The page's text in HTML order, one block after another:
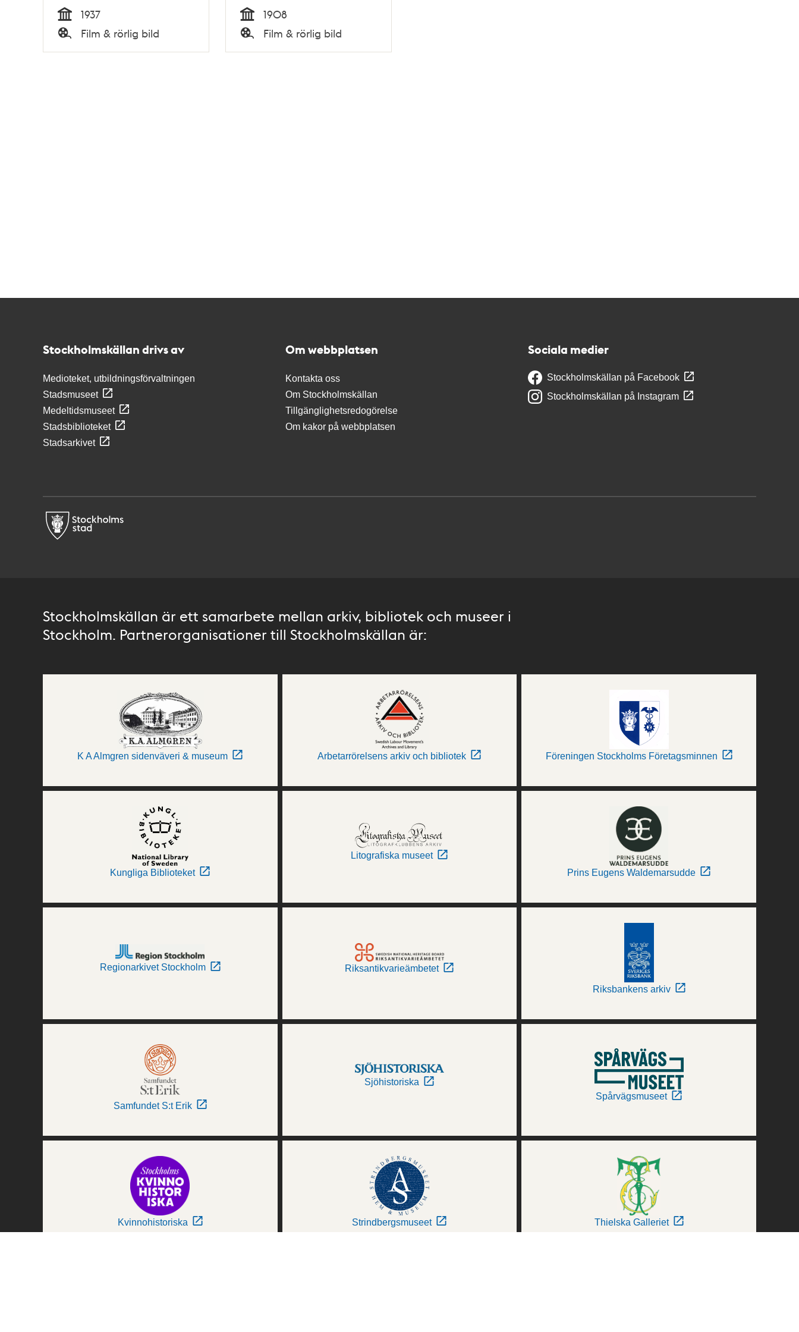
Tid
1937
Typ
Film & rörlig bild Tid
1908
Typ
Film & rörlig bild
Stockholmskällan drivs av
Medioteket, utbildningsförvaltningen
Stadsmuseet
Medeltidsmuseet
Stadsbiblioteket
Stadsarkivet
Om webbplatsen
Kontakta oss
Om Stockholmskällan
Tillgänglighetsredogörelse
Om kakor på webbplatsen
Sociala medier
Stockholmskällan på Facebook
Stockholmskällan på Instagram
Stockholmskällan är ett samarbete mellan arkiv, bibliotek och museer i
Stockholm. Partnerorganisationer till Stockholmskällan är:
K A Almgren sidenväveri & museum Arbetarrörelsens arkiv och bibliotek Föreningen Stockholms Företagsminnen
Kungliga Biblioteket
Litografiska museet
Prins Eugens Waldemarsudde
Regionarkivet Stockholm Riksantikvarieämbetet
Riksbankens arkiv
Samfundet S:t Erik
Sjöhistoriska
Spårvägsmuseet
Kvinnohistoriska Strindbergsmuseet Thielska Galleriet